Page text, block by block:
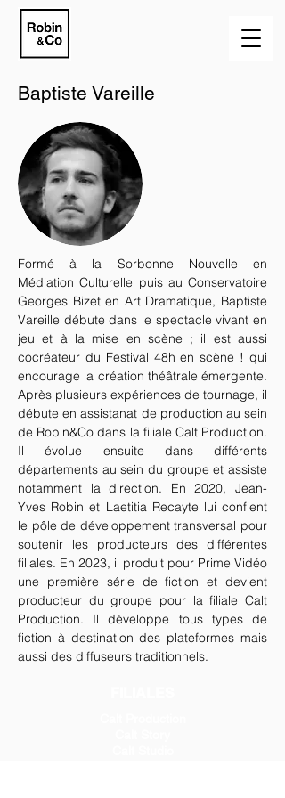
Baptiste Vareille
Formé à la Sorbonne Nouvelle en
Médiation Culturelle puis au Conservatoire
Georges Bizet en Art Dramatique, Baptiste
Vareille débute dans le spectacle vivant en
jeu et à la mise en scène ; il est aussi
cocréateur du Festival 48h en scène ! qui
encourage la création théâtrale émergente.
Après plusieurs expériences de tournage, il
débute en assistanat de production au sein
de Robin&Co dans la filiale Calt Production.
Il évolue ensuite dans différents
départements au sein du groupe et assiste
notamment la direction. En 2020, Jean-
Yves Robin et Laetitia Recayte lui confient
le pôle de développement transversal pour
soutenir les producteurs des différentes
filiales. En 2023, il produit pour Prime Vidéo
une première série de fiction et devient
producteur du groupe pour la filiale Calt
Production. Il développe tous types de
fiction à destination des plateformes mais
aussi des diffuseurs traditionnels.